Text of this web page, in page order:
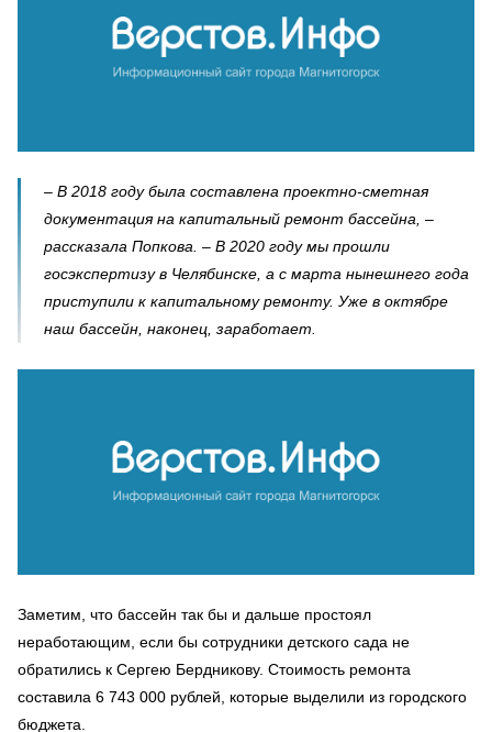
– В 2018 году была составлена проектно-сметная
документация на капитальный ремонт бассейна, –
рассказала Попкова. – В 2020 году мы прошли
госэкспертизу в Челябинске, а с марта нынешнего года
приступили к капитальному ремонту. Уже в октябре
наш бассейн, наконец, заработает.
Заметим, что бассейн так бы и дальше простоял
неработающим, если бы сотрудники детского сада не
обратились к Сергею Бердникову. Стоимость ремонта
составила 6 743 000 рублей, которые выделили из городского
бюджета.